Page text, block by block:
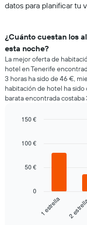
datos para planificar tu
¿Cuánto cuestan los
esta noche?
La mejor oferta de
hotel en Tenerife
3 horas ha sido de 46 €,
habitación de hotel ha
barata encontrada costaba
with
siguiente
1 estrella 2
0
50 €
100 €
150 €